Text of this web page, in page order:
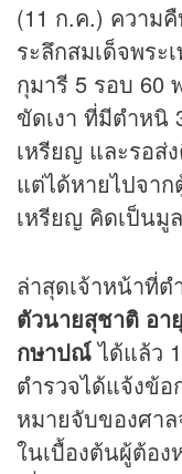
(11 ก.ค.) ความ
ระลึกสมเด็จพร
กุมารี 5 รอบ 60
ขัดเงา ที่มีตำหนิ
เหรียญ และรอส่
แต่ได้หายไปจา
เหรียญ คิดเป็นมู
ล่าสุดเจ้าหน้าที่
ตัวนายสุชาติ อา
กษาปณ์ได้แล้ว
ตำรวจได้แจ้งข้
หมายจับของศา
ในเบื้องต้นผู้ต้อง